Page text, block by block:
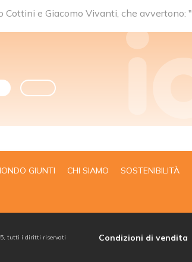
Cottini e Giacomo Vivanti, che avvertono: "
GIUNTI CHI SIAMO SOSTENIBILITÀ
tutti i diritti riservati Condizioni di vendita